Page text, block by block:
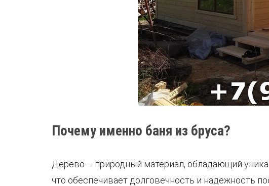
Почему именно баня из бруса?
Дерево – природный материал, обладающий
что обеспечивает долговечность и надежность